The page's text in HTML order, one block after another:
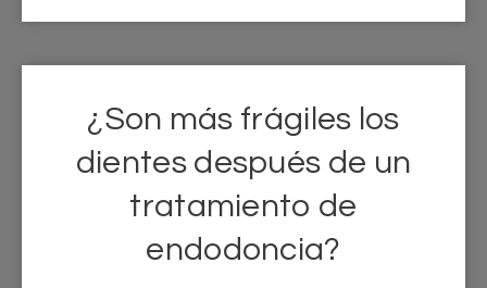
¿Son más frágiles los
dientes después de un
tratamiento de
endodoncia?